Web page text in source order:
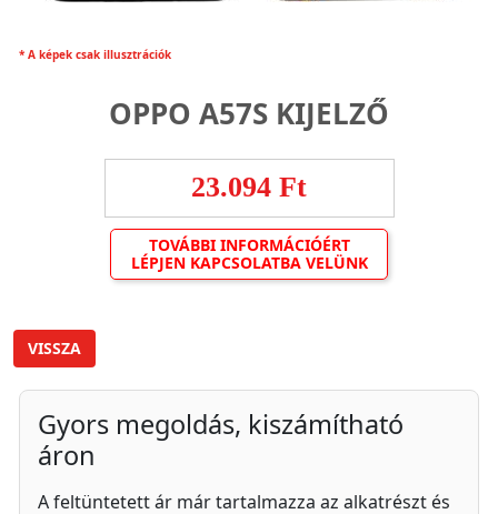
* A képek csak illusztrációk
OPPO A57S KIJELZŐ
23.094 Ft
TOVÁBBI INFORMÁCIÓÉRT
LÉPJEN KAPCSOLATBA VELÜNK
VISSZA
Gyors megoldás, kiszámítható
áron
A feltüntetett ár már tartalmazza az alkatrészt és